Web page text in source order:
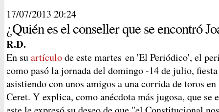
17/07/2013 20:24
¿Quién es el conseller que se encontró
R.D.
En suartículode este martes en 'El Periódico', el
como pasó la jornada del domingo -14 de julio,
asistiendo con unos amigos a una corrida de toros
Ceret. Y explica, como anécdota más jugosa, que se